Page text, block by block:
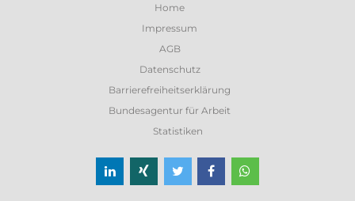
Home
Impressum
AGB
Datenschutz
Barrierefreiheitserklärung
Bundesagentur für Arbeit
Statistiken